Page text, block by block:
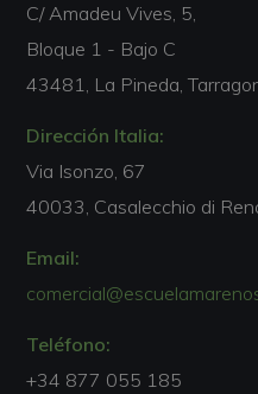
C/ Amadeu Vives, 5,
Bloque 1 - Bajo C
43481, La Pineda,
Dirección Italia:
Via Isonzo, 67
40033, Casalecchio di
Email:
Teléfono:
+34 877 055 185